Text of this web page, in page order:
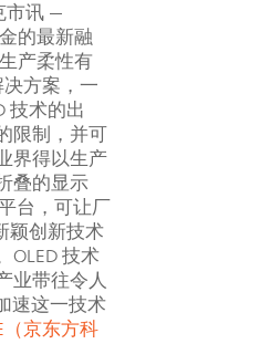
市讯 —
的最新融
产柔性有
方案，一
技术的出
限制，并可
界得以生产
叠的显示
台，可让厂
颖创新技术
OLED 技术
业带往令人
速这一技术
（京东方科